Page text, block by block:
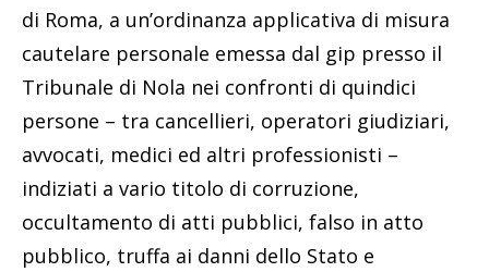
di Roma, a un’ordinanza applicativa di misura
cautelare personale emessa dal gip presso il
Tribunale di Nola nei confronti di quindici
persone – tra cancellieri, operatori giudiziari,
avvocati, medici ed altri professionisti –
indiziati a vario titolo di corruzione,
occultamento di atti pubblici, falso in atto
pubblico, truffa ai danni dello Stato e